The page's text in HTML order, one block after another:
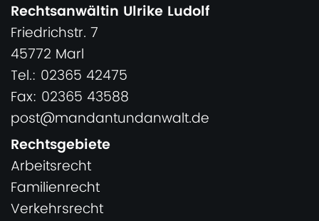
Rechtsanwältin Ulrike Ludolf
Friedrichstr. 7
45772 Marl
Tel.: 02365 42475
Fax: 02365 43588
post@mandantundanwalt.de
Rechtsgebiete
Arbeitsrecht
Familienrecht
Verkehrsrecht